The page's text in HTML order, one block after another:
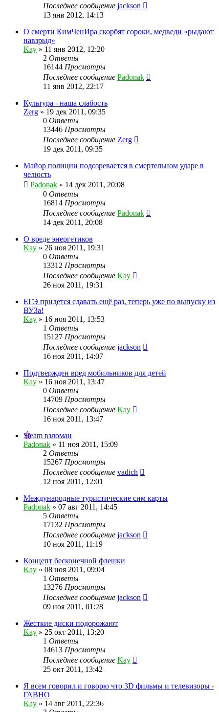
Последнее сообщение jackson
13 янв 2012, 14:13
О смерти КимЧенИра скорбят сороки, медведи «рыдают
навзрыд»
Kay » 11 янв 2012, 12:20
2 Ответы
16144 Просмотры
Последнее сообщение Padonak
11 янв 2012, 22:17
Культура - наша слабость
Zerg » 19 дек 2011, 09:35
0 Ответы
13446 Просмотры
Последнее сообщение Zerg
19 дек 2011, 09:35
Майор полиции подозревается в смертельном ударе в
челюсть
Padonak » 14 дек 2011, 20:08
0 Ответы
16814 Просмотры
Последнее сообщение Padonak
14 дек 2011, 20:08
О вреде энергетиков
Kay » 26 ноя 2011, 19:31
0 Ответы
13312 Просмотры
Последнее сообщение Kay
26 ноя 2011, 19:31
ЕГЭ придется сдавать ещё раз, теперь уже по выпуску из
ВУЗа!
Kay » 16 ноя 2011, 13:53
1 Ответы
15127 Просмотры
Последнее сообщение jackson
16 ноя 2011, 14:07
Подтвержден вред мобильников для детей
Kay » 16 ноя 2011, 13:47
0 Ответы
14709 Просмотры
Последнее сообщение Kay
16 ноя 2011, 13:47
Steam взломан
Padonak » 11 ноя 2011, 15:09
2 Ответы
15267 Просмотры
Последнее сообщение vadich
12 ноя 2011, 12:01
Международные туристические сим карты
Padonak » 07 авг 2011, 14:45
5 Ответы
17132 Просмотры
Последнее сообщение jackson
10 ноя 2011, 11:19
Концепт бесконечной флешки
Kay » 08 ноя 2011, 09:04
1 Ответы
13276 Просмотры
Последнее сообщение jackson
09 ноя 2011, 01:28
Жесткие диски подорожают
Kay » 25 окт 2011, 13:20
1 Ответы
14613 Просмотры
Последнее сообщение Kay
25 окт 2011, 13:42
Я всем говорил и говорю что 3D фильмы и телевизоры -
ГАВНО
Kay » 14 авг 2011, 22:36